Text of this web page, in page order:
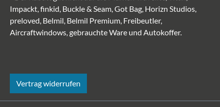
Impackt, finkid, Buckle & Seam, Got Bag, Horizn Studios,
preloved, Belmil, Belmil Premium, Freibeutler,
Aircraftwindows, gebrauchte Ware und Autokoffer.
Vertrag widerrufen